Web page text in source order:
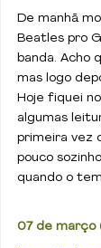
De manhã
Beatles pro
banda. Acho
mas logo
Hoje fiquei
algumas
primeira vez
pouco
quando o
07 de março